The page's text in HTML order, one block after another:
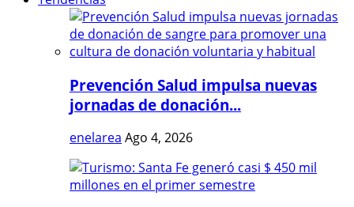
Prevención Salud impulsa nuevas
jornadas de donación...
enelarea Ago 4, 2026